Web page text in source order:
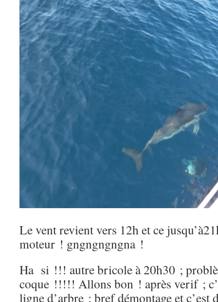
Le vent revient vers 12h et ce
moteur ! gngngngngna !
Ha si !!! autre bricole à 20h30 ;
coque !!!!! Allons bon ! après verif ;
ligne d’arbre ; bref démontage et c’est